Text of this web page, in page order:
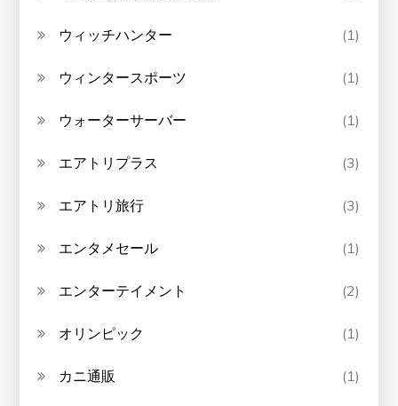
ウィッチハンター (1)
ウィンタースポーツ (1)
ウォーターサーバー (1)
エアトリプラス (3)
エアトリ旅行 (3)
エンタメセール (1)
エンターテイメント (2)
オリンピック (1)
カニ通販 (1)